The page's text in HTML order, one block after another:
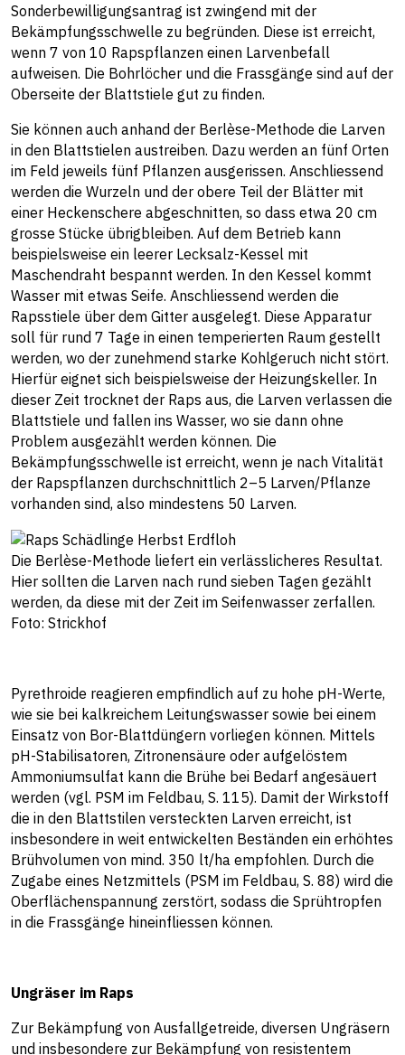
Sonderbewilligungsantrag ist zwingend mit der
Bekämpfungsschwelle zu begründen. Diese ist erreicht,
wenn 7 von 10 Rapspflanzen einen Larvenbefall
aufweisen. Die Bohrlöcher und die Frassgänge sind auf der
Oberseite der Blattstiele gut zu finden.
Sie können auch anhand der Berlèse-Methode die Larven
in den Blattstielen austreiben. Dazu werden an fünf Orten
im Feld jeweils fünf Pflanzen ausgerissen. Anschliessend
werden die Wurzeln und der obere Teil der Blätter mit
einer Heckenschere abgeschnitten, so dass etwa 20 cm
grosse Stücke übrigbleiben. Auf dem Betrieb kann
beispielsweise ein leerer Lecksalz-Kessel mit
Maschendraht bespannt werden. In den Kessel kommt
Wasser mit etwas Seife. Anschliessend werden die
Rapsstiele über dem Gitter ausgelegt. Diese Apparatur
soll für rund 7 Tage in einen temperierten Raum gestellt
werden, wo der zunehmend starke Kohlgeruch nicht stört.
Hierfür eignet sich beispielsweise der Heizungskeller. In
dieser Zeit trocknet der Raps aus, die Larven verlassen die
Blattstiele und fallen ins Wasser, wo sie dann ohne
Problem ausgezählt werden können. Die
Bekämpfungsschwelle ist erreicht, wenn je nach Vitalität
der Rapspflanzen durchschnittlich 2–5 Larven/Pflanze
vorhanden sind, also mindestens 50 Larven.
Die Berlèse-Methode liefert ein verlässlicheres Resultat.
Hier sollten die Larven nach rund sieben Tagen gezählt
werden, da diese mit der Zeit im Seifenwasser zerfallen.
Foto: Strickhof
Pyrethroide reagieren empfindlich auf zu hohe pH-Werte,
wie sie bei kalkreichem Leitungswasser sowie bei einem
Einsatz von Bor-Blattdüngern vorliegen können. Mittels
pH-Stabilisatoren, Zitronensäure oder aufgelöstem
Ammoniumsulfat kann die Brühe bei Bedarf angesäuert
werden (vgl. PSM im Feldbau, S. 115). Damit der Wirkstoff
die in den Blattstilen versteckten Larven erreicht, ist
insbesondere in weit entwickelten Beständen ein erhöhtes
Brühvolumen von mind. 350 lt/ha empfohlen. Durch die
Zugabe eines Netzmittels (PSM im Feldbau, S. 88) wird die
Oberflächenspannung zerstört, sodass die Sprühtropfen
in die Frassgänge hineinfliessen können.
Ungräser im Raps
Zur Bekämpfung von Ausfallgetreide, diversen Ungräsern
und insbesondere zur Bekämpfung von resistentem